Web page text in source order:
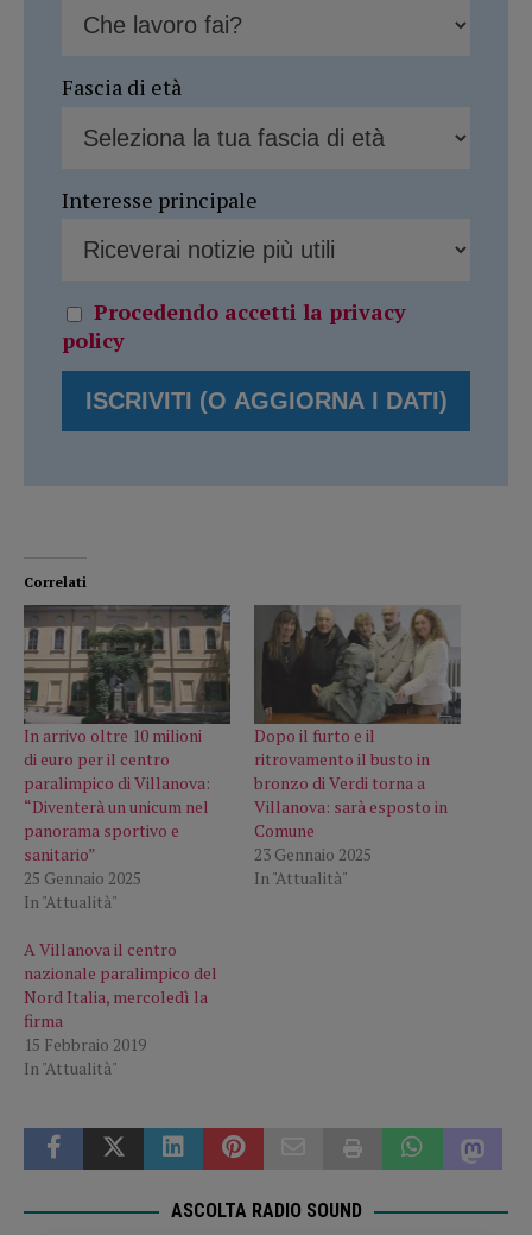
Fascia di età
Interesse principale
Procedendo accetti la privacy
policy
Correlati
In arrivo oltre 10 milioni
di euro per il centro
paralimpico di Villanova:
“Diventerà un unicum nel
panorama sportivo e
sanitario”
25 Gennaio 2025
In "Attualità"
Dopo il furto e il
ritrovamento il busto in
bronzo di Verdi torna a
Villanova: sarà esposto in
Comune
23 Gennaio 2025
In "Attualità"
A Villanova il centro
nazionale paralimpico del
Nord Italia, mercoledì la
firma
15 Febbraio 2019
In "Attualità"
ASCOLTA RADIO SOUND